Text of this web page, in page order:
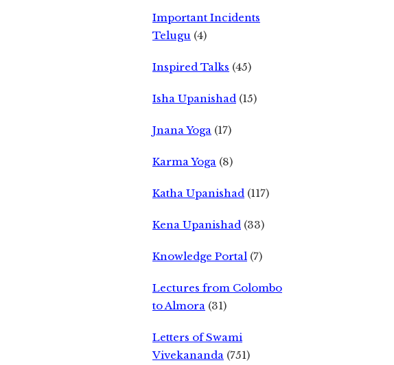
Important Incidents
Telugu (4)
Inspired Talks (45)
Isha Upanishad (15)
Jnana Yoga (17)
Karma Yoga (8)
Katha Upanishad (117)
Kena Upanishad (33)
Knowledge Portal (7)
Lectures from Colombo
to Almora (31)
Letters of Swami
Vivekananda (751)